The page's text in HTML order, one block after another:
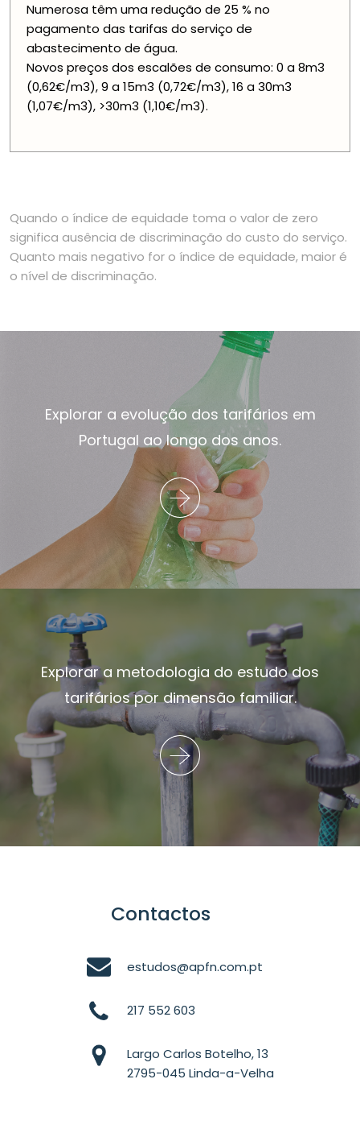
Numerosa têm uma redução de 25 % no
pagamento das tarifas do serviço de
abastecimento de água.
Novos preços dos escalões de consumo: 0 a 8m3
(0,62€/m3), 9 a 15m3 (0,72€/m3), 16 a 30m3
(1,07€/m3), >30m3 (1,10€/m3).
Quando o índice de equidade toma o valor de zero
significa ausência de discriminação do custo do serviço.
Quanto mais negativo for o índice de equidade, maior é
o nível de discriminação.
Explorar a evolução dos tarifários em
Portugal ao longo dos anos.
Explorar a metodologia do estudo dos
tarifários por dimensão familiar.
Contactos
estudos@apfn.com.pt
217 552 603
Largo Carlos Botelho, 13
2795-045 Linda-a-Velha